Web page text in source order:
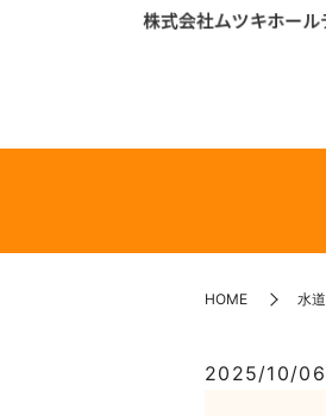
HOME 水道
2025/10/06